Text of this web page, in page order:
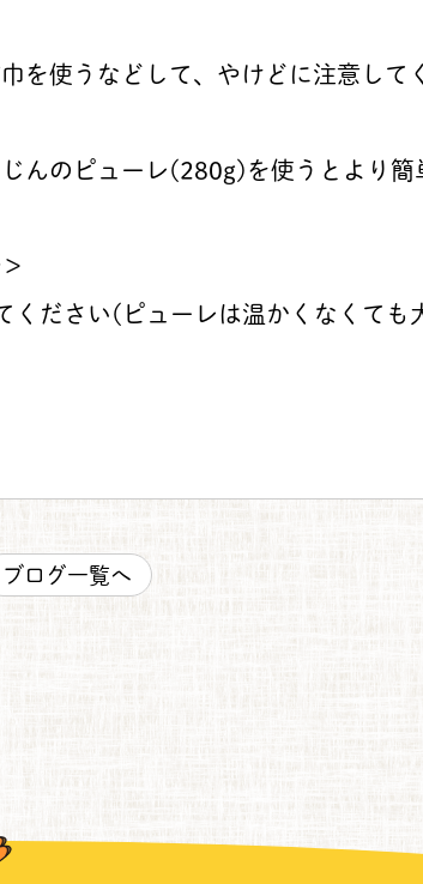
を使うなどして、やけどに注意して
んのピューレ(280g)を使うとより簡
ください(ピューレは温かくなくても
ブログ一覧へ